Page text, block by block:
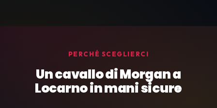
PERCHÉ SCEGLIERCI
Un cavallo di Morgan a
Locarno in mani sicure